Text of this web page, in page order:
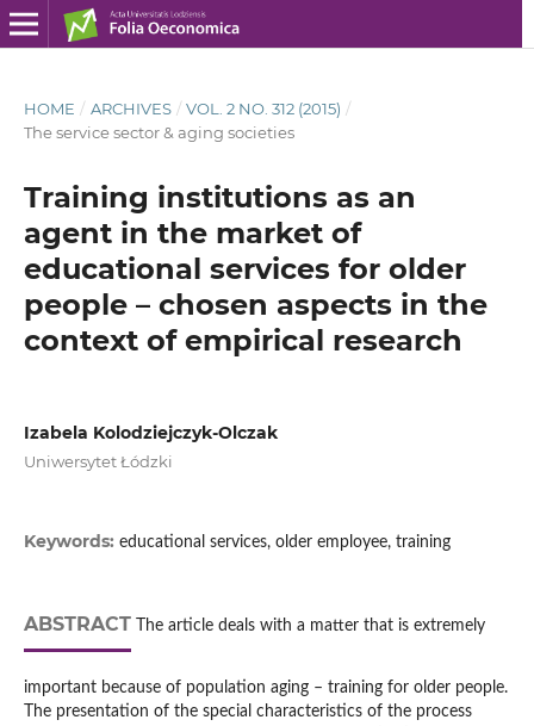
HOME / ARCHIVES / VOL. 2 NO. 312 (2015) /
The service sector & aging societies
Training institutions as an
agent in the market of
educational services for older
people – chosen aspects in the
context of empirical research
Izabela Kolodziejczyk-Olczak
Uniwersytet Łódzki
Keywords: educational services, older employee, training
ABSTRACT The article deals with a matter that is extremely
important because of population aging – training for older people.
The presentation of the special characteristics of the process